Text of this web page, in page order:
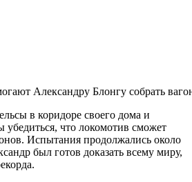
Александру Блонгу собрать
в коридоре своего дома и
убедиться, что локомотив сможет
Испытания продолжались около
был готов доказать всему миру,